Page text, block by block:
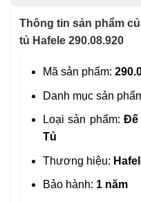
Thông tin sản phẩm
tủ Hafele 290.08.920
Mã sản phẩm:
Danh mục sản
Loại sản phẩm: Đế
Tủ
Thương hiệu:
Bảo hành: 1 năm